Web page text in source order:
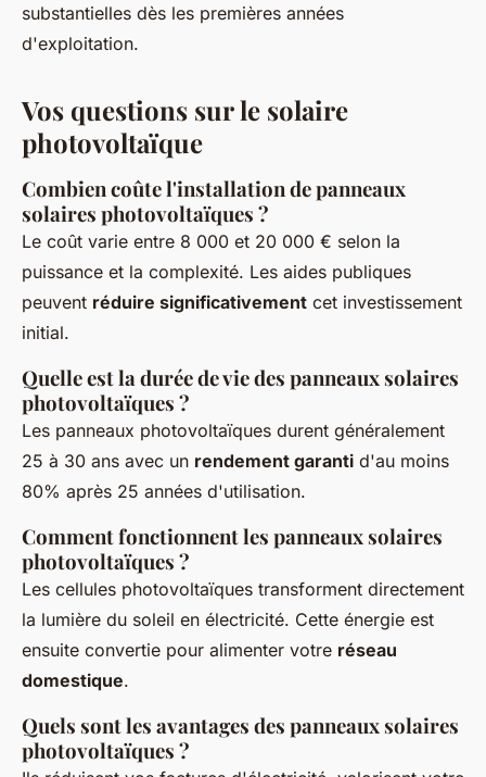
substantielles dès les premières années
d'exploitation.
Vos questions sur le solaire
photovoltaïque
Combien coûte l'installation de panneaux
solaires photovoltaïques ?
Le coût varie entre 8 000 et 20 000 € selon la
puissance et la complexité. Les aides publiques
peuvent réduire significativement cet investissement
initial.
Quelle est la durée de vie des panneaux solaires
photovoltaïques ?
Les panneaux photovoltaïques durent généralement
25 à 30 ans avec un rendement garanti d'au moins
80% après 25 années d'utilisation.
Comment fonctionnent les panneaux solaires
photovoltaïques ?
Les cellules photovoltaïques transforment directement
la lumière du soleil en électricité. Cette énergie est
ensuite convertie pour alimenter votre réseau
domestique.
Quels sont les avantages des panneaux solaires
photovoltaïques ?